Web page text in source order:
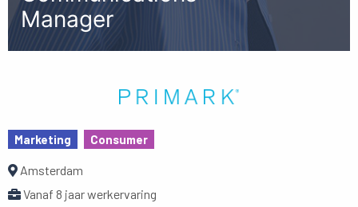
Manager
Marketing Consumer
Amsterdam
Vanaf 8 jaar werkervaring